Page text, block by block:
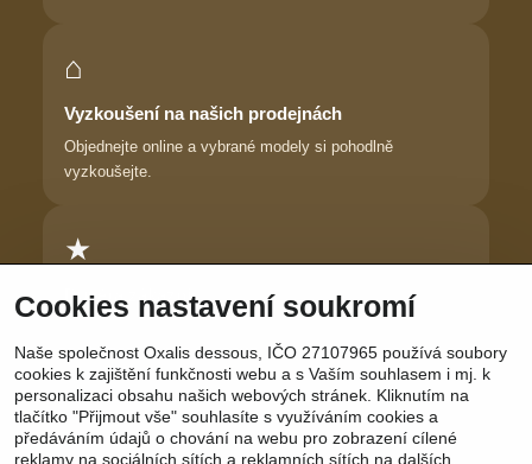
⌂
Vyzkoušení na našich prodejnách
Objednejte online a vybrané modely si pohodlně
vyzkoušejte.
★
Důvěra zákaznic
cítí krásně.
Cookies nastavení soukromí
Naše společnost Oxalis dessous, IČO 27107965 používá soubory
cookies k zajištění funkčnosti webu a s Vaším souhlasem i mj. k
personalizaci obsahu našich webových stránek. Kliknutím na
tlačítko "Přijmout vše" souhlasíte s využíváním cookies a
předáváním údajů o chování na webu pro zobrazení cílené
reklamy na sociálních sítích a reklamních sítích na dalších